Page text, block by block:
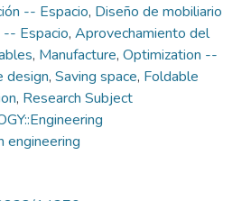
-- Espacio, Diseño de mobiliario
Espacio, Aprovechamiento del
, Manufacture, Optimization --
design, Saving space, Foldable
, Research Subject
engineering